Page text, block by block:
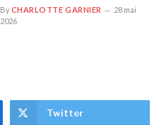
ByCHARLOTTE GARNIER
28 mai
2026
Twitter